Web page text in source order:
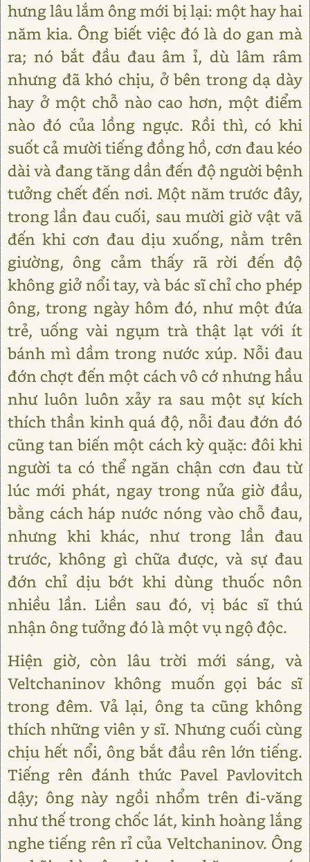
hưng lâu lắm ông mới bị lại: một hay hai
năm kia. Ông biết việc đó là do gan mà
ra; nó bắt đầu đau âm ỉ, dù lâm râm
nhưng đã khó chịu, ở bên trong dạ dày
hay ở một chỗ nào cao hơn, một điểm
nào đó của lồng ngực. Rồi thì, có khi
suốt cả mười tiếng đồng hồ, cơn đau kéo
dài và đang tăng dần đến độ người bệnh
tưởng chết đến nơi. Một năm trước đây,
trong lần đau cuối, sau mười giờ vật vã
đến khi cơn đau dịu xuống, nằm trên
giường, ông cảm thấy rã rời đến độ
không giở nổi tay, và bác sĩ chỉ cho phép
ông, trong ngày hôm đó, như một đứa
trẻ, uống vài ngụm trà thật lạt với ít
bánh mì dầm trong nước xúp. Nỗi đau
đớn chợt đến một cách vô cớ nhưng hầu
như luôn luôn xảy ra sau một sự kích
thích thần kinh quá độ, nỗi đau đớn đó
cũng tan biến một cách kỳ quặc: đôi khi
người ta có thể ngăn chận cơn đau từ
lúc mới phát, ngay trong nửa giờ đầu,
bằng cách háp nước nóng vào chỗ đau,
nhưng khi khác, như trong lần đau
trước, không gì chữa được, và sự đau
đớn chỉ dịu bớt khi dùng thuốc nôn
nhiều lần. Liền sau đó, vị bác sĩ thú
nhận ông tưởng đó là một vụ ngộ độc.
Hiện giờ, còn lâu trời mới sáng, và
Veltchaninov không muốn gọi bác sĩ
trong đêm. Vả lại, ông ta cũng không
thích những viên y sĩ. Nhưng cuối cùng
chịu hết nổi, ông bắt đầu rên lớn tiếng.
Tiếng rên đánh thức Pavel Pavlovitch
dậy; ông này ngồi nhổm trên đi-văng
như thế trong chốc lát, kinh hoàng lắng
nghe tiếng rên rỉ của Veltchaninov. Ông